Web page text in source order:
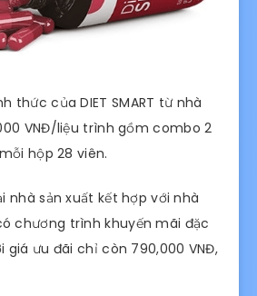
thức của DIET SMART từ nhà
VNĐ/liệu trình gồm combo 2
hộp 28 viên.
nhà sản xuất kết hợp với nhà
chương trình khuyến mãi đặc
giá ưu đãi chỉ còn 790,000 VNĐ,